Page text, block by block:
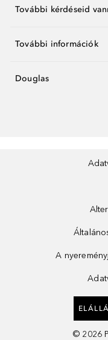
További kérdéseid
További információk
Douglas
A
© 2026